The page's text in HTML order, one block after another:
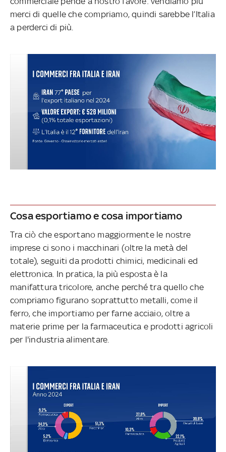
merci di quelle che compriamo, quindi sarebbe l’Italia
a perderci di più.
Cosa esportiamo e cosa importiamo
Tra ciò che esportano maggiormente le nostre
imprese ci sono i macchinari (oltre la metà del
totale), seguiti da prodotti chimici, medicinali ed
elettronica. In pratica, la più esposta è la
manifattura tricolore, anche perché tra quello che
compriamo figurano soprattutto metalli, come il
ferro, che importiamo per farne acciaio, oltre a
materie prime per la farmaceutica e prodotti agricoli
per l'industria alimentare.